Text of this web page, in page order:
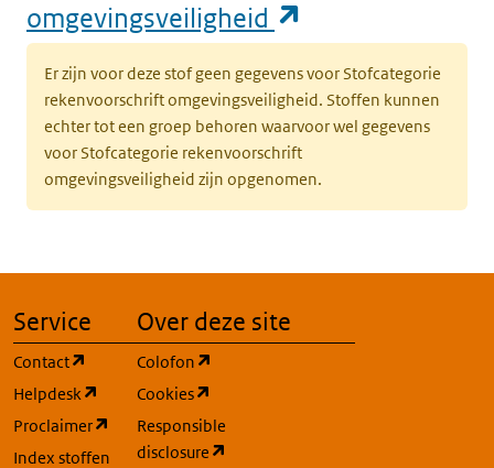
omgevingsveiligheid
Er zijn voor deze stof geen gegevens voor Stofcategorie
rekenvoorschrift omgevingsveiligheid. Stoffen kunnen
echter tot een groep behoren waarvoor wel gegevens
voor Stofcategorie rekenvoorschrift
omgevingsveiligheid zijn opgenomen.
Service
Contact
(opent in een nieuw tabblad)
Helpdesk
(opent in een nieuw tabblad)
Proclaimer
(opent in een nieuw tabblad)
Index stoffen
Over deze site
Colofon
Cookies
Responsible
disclosure